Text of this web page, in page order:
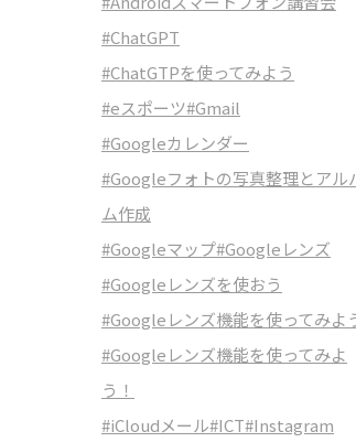
#ChatGPT
#ChatGTPを使ってみよう
#eスポーツ#Gmail
#Googleカレンダー
#Googleフォトの写真整理とアル
ム作成
#Googleマップ#Googleレンズ
#Googleレンズを使おう
#Googleレンズ機能を使ってみよ
#Googleレンズ機能を使ってみよ
う！
#iCloudメール#ICT#Instagram